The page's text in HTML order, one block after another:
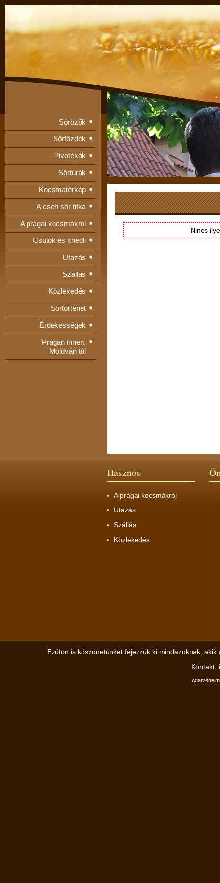
Sörözők
Sörfőzdék
Pivotékák
Sörtúrák
Kocsmatérkép
A cseh sör titka
A prágai kocsmákról
Csülök és knédli
Utazás
Szállás
Közlekedés
Sörtörténet
Érdekességek
Prágán innen,
Moldván túl
Nincs
Hasznos
A prágai kocsmákról
Utazás
Szállás
Közlekedés
Ezúton is köszönetünket fejezzük ki mindazoknak,
Kontakt: